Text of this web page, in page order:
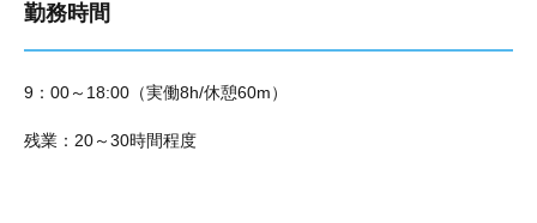
勤務時間
9：00～18:00（実働8h/休憩60m）
残業：20～30時間程度